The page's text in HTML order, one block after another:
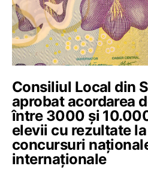
Consiliul Local din
aprobat acordarea
între 3000 și
elevii cu rezultate
concursuri
internaţionale